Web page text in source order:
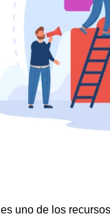
es uno de los